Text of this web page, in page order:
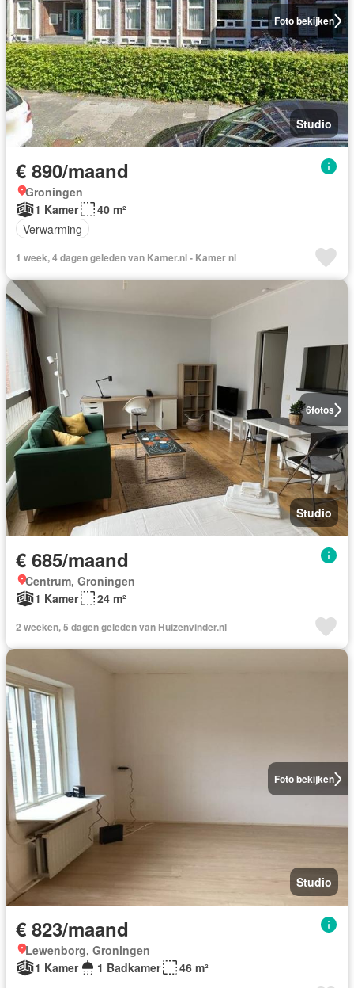
Foto bekijken
Studio
€ 890/maand
Groningen
1 Kamer
40 m²
Verwarming
1 week, 4 dagen geleden van Kamer.nl - Kamer nl
6fotos
Studio
€ 685/maand
Centrum, Groningen
1 Kamer
24 m²
2 weeken, 5 dagen geleden van Huizenvinder.nl
Foto bekijken
Studio
€ 823/maand
Lewenborg, Groningen
1 Kamer
1 Badkamer 46 m²